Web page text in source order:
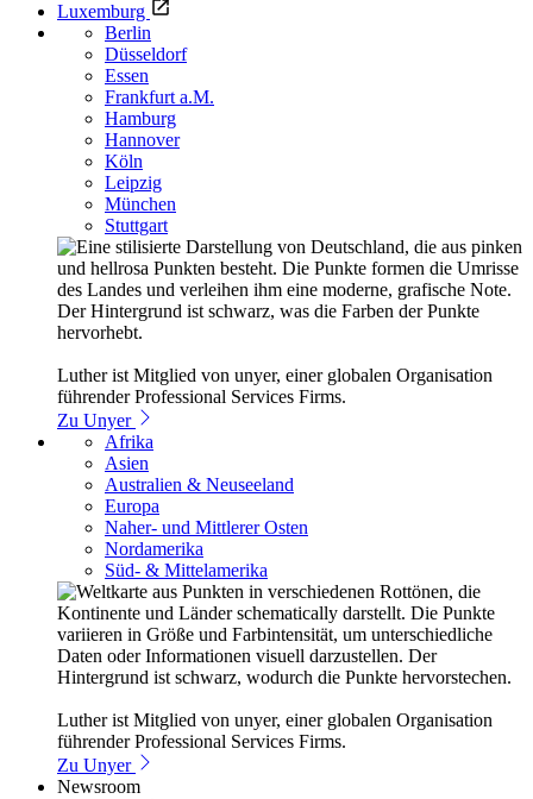
Luxemburg
Berlin
Düsseldorf
Essen
Frankfurt a.M.
Hamburg
Hannover
Köln
Leipzig
München
Stuttgart
Luther ist Mitglied von unyer, einer globalen Organisation
führender Professional Services Firms.
Zu Unyer
Afrika
Asien
Australien & Neuseeland
Europa
Naher- und Mittlerer Osten
Nordamerika
Süd- & Mittelamerika
Luther ist Mitglied von unyer, einer globalen Organisation
führender Professional Services Firms.
Zu Unyer
Newsroom